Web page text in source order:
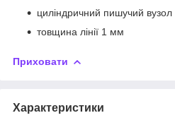
циліндричний пишучий вузол
товщина лінії 1 мм
Приховати
Характеристики